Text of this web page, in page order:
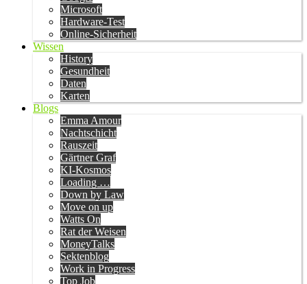
Microsoft
Hardware-Test
Online-Sicherheit
Wissen
History
Gesundheit
Daten
Karten
Blogs
Emma Amour
Nachtschicht
Rauszeit
Gärtner Graf
KI-Kosmos
Loading …
Down by Law
Move on up
Watts On
Rat der Weisen
MoneyTalks
Sektenblog
Work in Progress
Top Job